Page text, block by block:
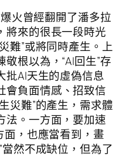
火曾經翻開了潘多拉
將來的很長一段時光
難”或將同時產生。上
根以為，“AI回生”存
批AI天生的虛偽信息
會負面情感、招致信
災難”的產生，需求體
法。一方面，要加速
，也應當看到，畫
然不成缺位，但為了